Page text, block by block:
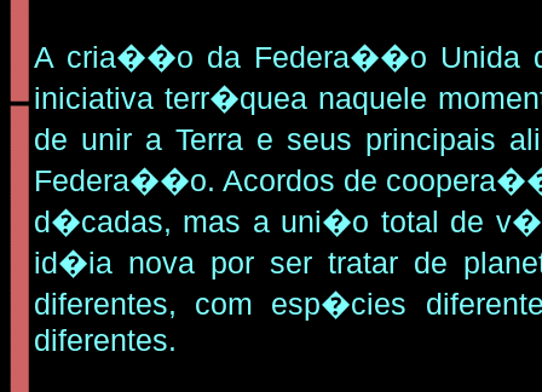
A cria��o da Federa��o Unida
iniciativa terr�quea naquele
de unir a Terra e seus principais
Federa��o. Acordos de
d�cadas, mas a uni�o total de
id�ia nova por ser tratar de
diferentes, com esp�cies
diferentes.